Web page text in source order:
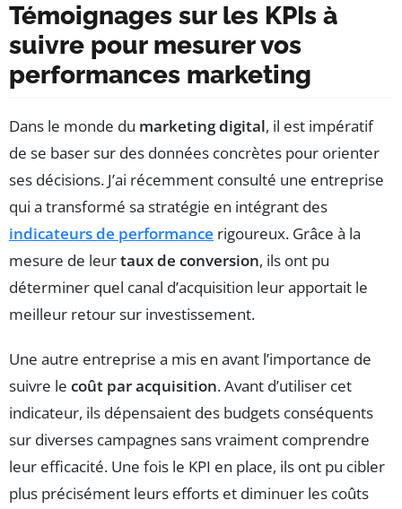
Témoignages sur les KPIs à
suivre pour mesurer vos
performances marketing
Dans le monde du marketing digital, il est impératif
de se baser sur des données concrètes pour orienter
ses décisions. J’ai récemment consulté une entreprise
qui a transformé sa stratégie en intégrant des
indicateurs de performance rigoureux. Grâce à la
mesure de leurtaux de conversion, ils ont pu
déterminer quel canal d’acquisition leur apportait le
meilleur retour sur investissement.
Une autre entreprise a mis en avant l’importance de
suivre le coût par acquisition. Avant d’utiliser cet
indicateur, ils dépensaient des budgets conséquents
sur diverses campagnes sans vraiment comprendre
leur efficacité. Une fois le KPI en place, ils ont pu cibler
plus précisément leurs efforts et diminuer les coûts